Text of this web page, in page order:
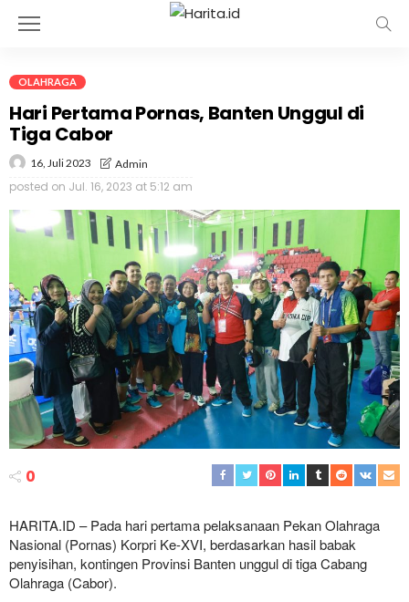
OLAHRAGA
Hari Pertama Pornas, Banten Unggul di
Tiga Cabor
16, Juli 2023 Admin
posted on Jul. 16, 2023 at 5:12 am
0
HARITA.ID – Pada hari pertama pelaksanaan Pekan Olahraga
Nasional (Pornas) Korpri Ke-XVI, berdasarkan hasil babak
penyisihan, kontingen Provinsi Banten unggul di tiga Cabang
Olahraga (Cabor).